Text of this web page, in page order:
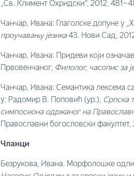
„Св. Климент Охридски”, 2012,
Чанчар, Ивана: Глаголске допуне у
проучавању језика43. Нови Сад,
Чанчар, Ивана: Придеви који
Првовенчаног, Филолог, часопис за
Чанчар, Ивана: Семантика лексема
у: Радомир В. Поповић (ур.), Српска
симпосиона одржаног на
Православни богословски
Чланци
Безрукова, Ивана. Морфолошке